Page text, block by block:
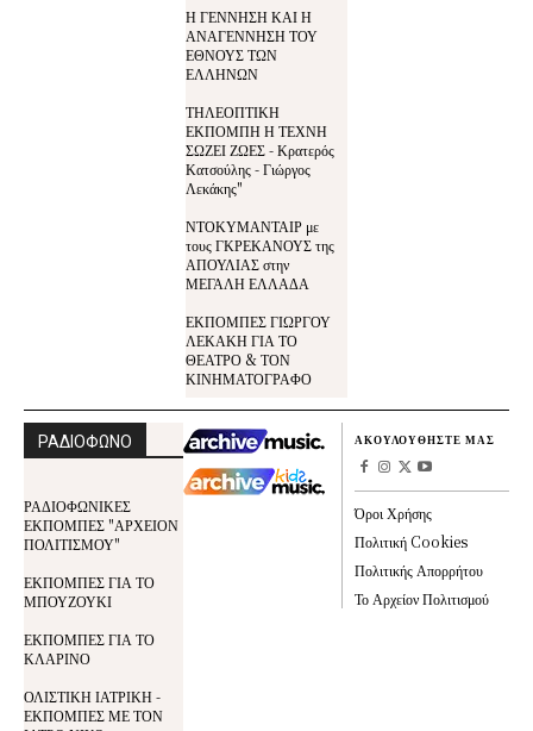
Η ΓΕΝΝΗΣΗ ΚΑΙ Η
ΑΝΑΓΕΝΝΗΣΗ ΤΟΥ
ΕΘΝΟΥΣ ΤΩΝ
ΕΛΛΗΝΩΝ
ΤΗΛΕΟΠΤΙΚΗ
ΕΚΠΟΜΠΗ Η ΤΕΧΝΗ
ΣΩΖΕΙ ΖΩΕΣ - Κρατερός
Κατσούλης - Γιώργος
Λεκάκης"
ΝΤΟΚΥΜΑΝΤΑΙΡ με
τους ΓΚΡΕΚΑΝΟΥΣ της
ΑΠΟΥΛΙΑΣ στην
ΜΕΓΑΛΗ ΕΛΛΑΔΑ
ΕΚΠΟΜΠΕΣ ΓΙΩΡΓΟΥ
ΛΕΚΑΚΗ ΓΙΑ ΤΟ
ΘΕΑΤΡΟ & ΤΟΝ
ΚΙΝΗΜΑΤΟΓΡΑΦΟ
ΡΑΔΙΟΦΩΝΟ
ΡΑΔΙΟΦΩΝΙΚΕΣ
ΕΚΠΟΜΠΕΣ "ΑΡΧΕΙΟΝ
ΠΟΛΙΤΙΣΜΟΥ"
ΕΚΠΟΜΠΕΣ ΓΙΑ ΤΟ
ΜΠΟΥΖΟΥΚΙ
ΕΚΠΟΜΠΕΣ ΓΙΑ ΤΟ
ΚΛΑΡΙΝΟ
ΟΛΙΣΤΙΚΗ ΙΑΤΡΙΚΗ -
ΕΚΠΟΜΠΕΣ ΜΕ ΤΟΝ
ΑΚΟΥΛΟΥΘΗΣΤΕ ΜΑΣ
Όροι Χρήσης
Πολιτική Cookies
Πολιτικής Απορρήτου
Το Αρχείον Πολιτισμού